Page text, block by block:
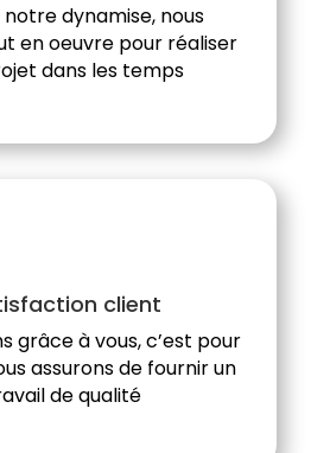
dynamise, nous
en oeuvre pour réaliser
dans les temps
client
grâce à vous, c’est pour
assurons de fournir un
de qualité